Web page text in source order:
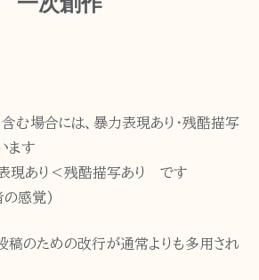
含む場合には、暴力表現あり・残酷描写
ます
現あり＜残酷描写あり です
の感覚)
稿のための改行が通常よりも多用され